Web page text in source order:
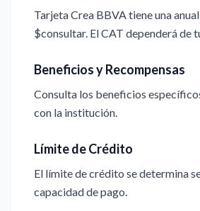
Tarjeta Crea BBVA tiene una
$consultar. El CAT dependerá de
Beneficios y Recompensas
Consulta los beneficios
con la institución.
Límite de Crédito
El límite de crédito se determina
capacidad de pago.